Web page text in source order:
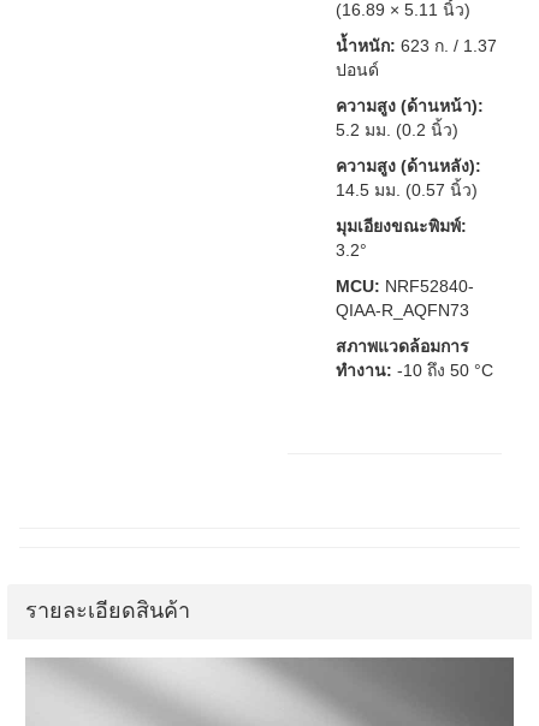
(16.89 × 5.11 นิ้ว)
น้ำหนัก: 623 ก. / 1.37
ปอนด์
ความสูง (ด้านหน้า):
5.2 มม. (0.2 นิ้ว)
ความสูง (ด้านหลัง):
14.5 มม. (0.57 นิ้ว)
มุมเอียงขณะพิมพ์:
3.2°
MCU: NRF52840-
QIAA-R_AQFN73
สภาพแวดล้อมการ
ทำงาน: -10 ถึง 50 °C
รายละเอียดสินค้า